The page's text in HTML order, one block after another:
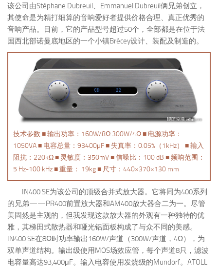
该公司由Stéphane Dubreuil、Emmanuel Dubreuil俩兄弟创立，
其使命是为精打细算的音响爱好者提供价格合理、真正优秀的
音响产品。目前，它的产品型号超过50个，全部都是在位于法
国西北部诺曼底地区的一个小镇Brécey设计、装配及制造的。
技术参数 ■ 输出功率：160W/8Ω 300W/4Ω ■ 电源功率：
1050VA ■ 电容总量：93400μF ■ 失真率：0.05%（1kHz） ■ 输入
阻抗：220kΩ ■ 灵敏度：350mV ■ 信噪比：100 dB ■ 频响范围：
5 Hz-100 kHz ■ 重量： 19kg ■ 尺寸：440×370×130 mm
IN400 SE为该公司的顶级合并式放大器。它将同为400系列
的兄弟——PR400前置放大器和AM400放大器合二为一。尽管
美固然是主观的，但我发现这款放大器的外观有一种独特的优
雅，其梯田式散热器和哑光铝面板构成了与众不同的美感。
IN400 SE在8Ω时功率输出160W/声道（300W/声道，4Ω），为
双单声道结构。输出级使用MOS场效应管，每个声道8只，滤波
电容量高达93,400μF。输入电容使用发烧级的Mundorf。ATOLL